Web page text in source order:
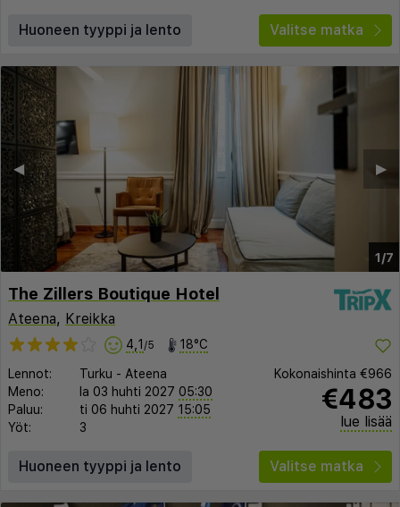
Huoneen tyyppi ja lento Valitse matka
1/7
▶︎
◀︎
The Zillers Boutique Hotel
Ateena, Kreikka
4,1 /5 18°C
Lennot: Turku - Ateena
Meno:
la 03 huhti 2027 05:30
Paluu:
ti 06 huhti 2027 15:05
Yöt:
3
Kokonaishinta €966
€483
lue lisää
Huoneen tyyppi ja lento Valitse matka